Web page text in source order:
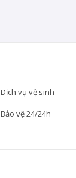
Dịch vụ vệ sinh
Bảo vệ 24/24h